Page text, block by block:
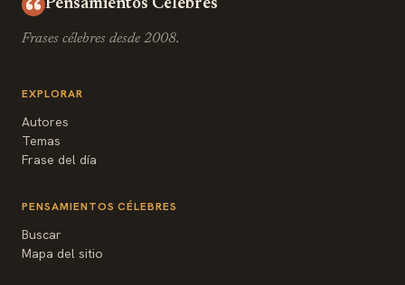
Pensamientos Célebres
Frases célebres desde 2008.
EXPLORAR
Autores
Temas
Frase del día
PENSAMIENTOS CÉLEBRES
Buscar
Mapa del sitio